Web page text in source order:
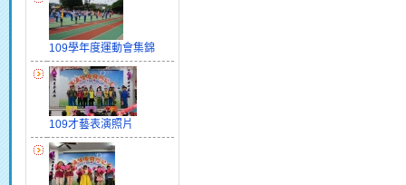
109學年度運動會集錦
109才藝表演照片